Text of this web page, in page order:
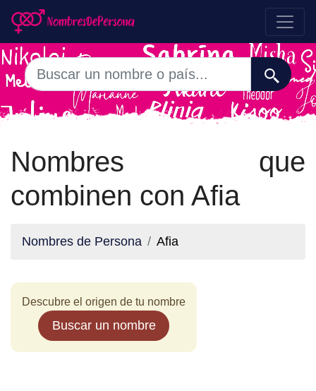
Nombres que
combinen con Afia
Nombres de Persona Afia
Descubre el origen de tu nombre
Buscar un nombre